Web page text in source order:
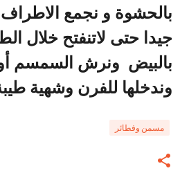
بالحشوة و نجمع
جيدا حتى لاتنفتح خلال
بالبيض ونرش السمسم أو
وندخلها للفرن وشهية
مسمن وفطائر